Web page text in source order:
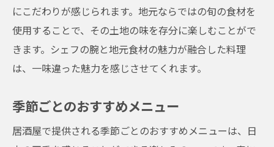
にこだわりが感じられます。地元ならではの旬の食材を
使用することで、その土地の味を存分に楽しむことがで
きます。シェフの腕と地元食材の魅力が融合した料理
は、一味違った魅力を感じさせてくれます。
季節ごとのおすすめメニュー
居酒屋で提供される季節ごとのおすすめメニューは、日